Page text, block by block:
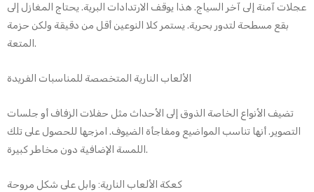
عجلات آمنة إلى آخر السياج. هذا يوقف الارتدادات البرية. يحتاج المغازل إلى
بقع مسطحة لتدور بحرية. يستمر كلا النوعين أقل من دقيقة ولكن حزمة
المتعة.
الألعاب النارية المتخصصة للمناسبات الفريدة
تضيف الأنواع الخاصة الذوق إلى الأحداث مثل حفلات الزفاف أو جلسات
التصوير. أنها تناسب المواضيع ومفاجأة الضيوف. امزجها للحصول على تلك
اللمسة الإضافية دون مخاطر كبيرة.
كعكة الألعاب النارية: وابل على شكل مروحة